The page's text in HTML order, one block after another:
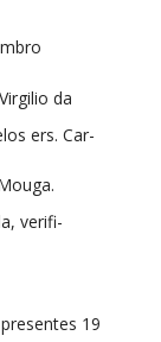
da
ers. Car-
verifi-
19